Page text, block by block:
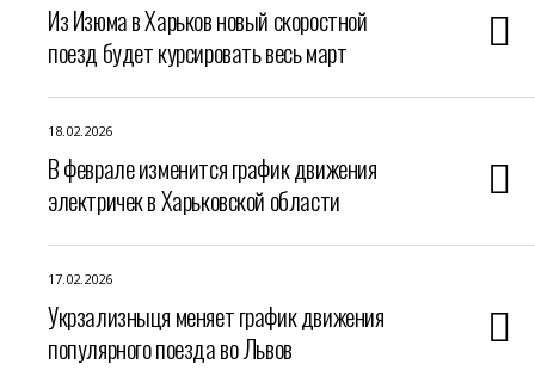
Из Изюма в Харьков новый скоростной
поезд будет курсировать весь март
18.02.2026
В феврале изменится график движения
электричек в Харьковской области
17.02.2026
Укрзализныця меняет график движения
популярного поезда во Львов